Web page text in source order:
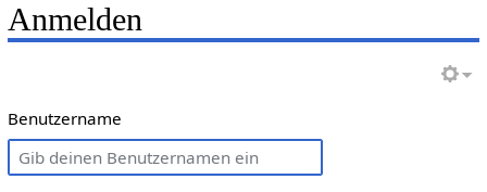
Anmelden
Benutzername